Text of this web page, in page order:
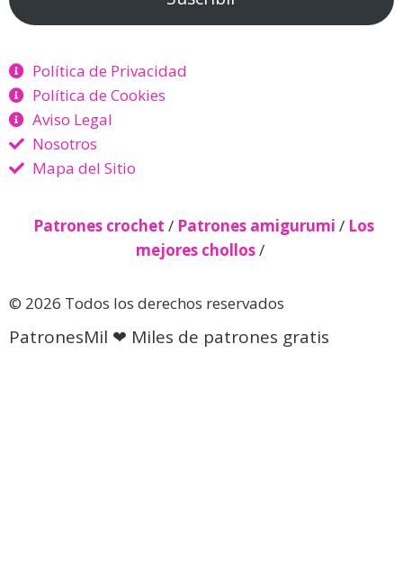
Política de Privacidad
Política de Cookies
Aviso Legal
Nosotros
Mapa del Sitio
Patrones crochet / Patrones amigurumi / Los
mejores chollos/
© 2026 Todos los derechos reservados
PatronesMil ❤ Miles de patrones gratis